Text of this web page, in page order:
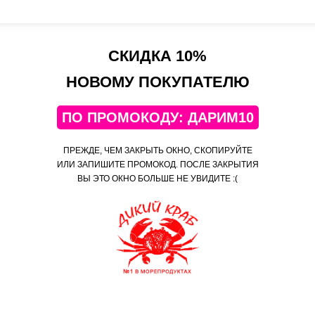
29 357 выполненных заказов
"Дикий Краб" — всегда низкие цены!
Мобильное приложение
Самые выгодные предложения в мобильном приложении!
СКИДКА 10%
НОВОМУ ПОКУПАТЕЛЮ
ПО ПРОМОКОДУ: ДАРИМ10
ПРЕЖДЕ, ЧЕМ ЗАКРЫТЬ ОКНО, СКОПИРУЙТЕ
ИЛИ ЗАПИШИТЕ ПРОМОКОД. ПОСЛЕ ЗАКРЫТИЯ
ВЫ ЭТО ОКНО БОЛЬШЕ НЕ УВИДИТЕ :(